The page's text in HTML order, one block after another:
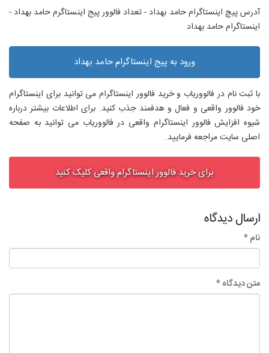
آدرس پیچ اینستاگرام حامد بهداد - تعداد فالوور پیج اینستاگرم حامد بهداد -
اینستاگرام حامد بهداد
ورود به پیج اینستاگرام حامد بهداد
با ثبت نام در فالووریاب و خرید فالوور اینستاگرام می توانید برای اینستاگرام
خود فالوور واقعی و فعال و هدفمند جذب کنید. برای اطلاعات بیشتر درباره
شیوه افزایش فالوور اینستاگرام واقعی در فالووریاب می توانید به صفحه
اصلی سایت مراجعه فرمایید.
برای خرید فالوور اینستاگرام واقعی کلیک کنید
ارسال دیدگاه
نام *
متن دیدگاه *